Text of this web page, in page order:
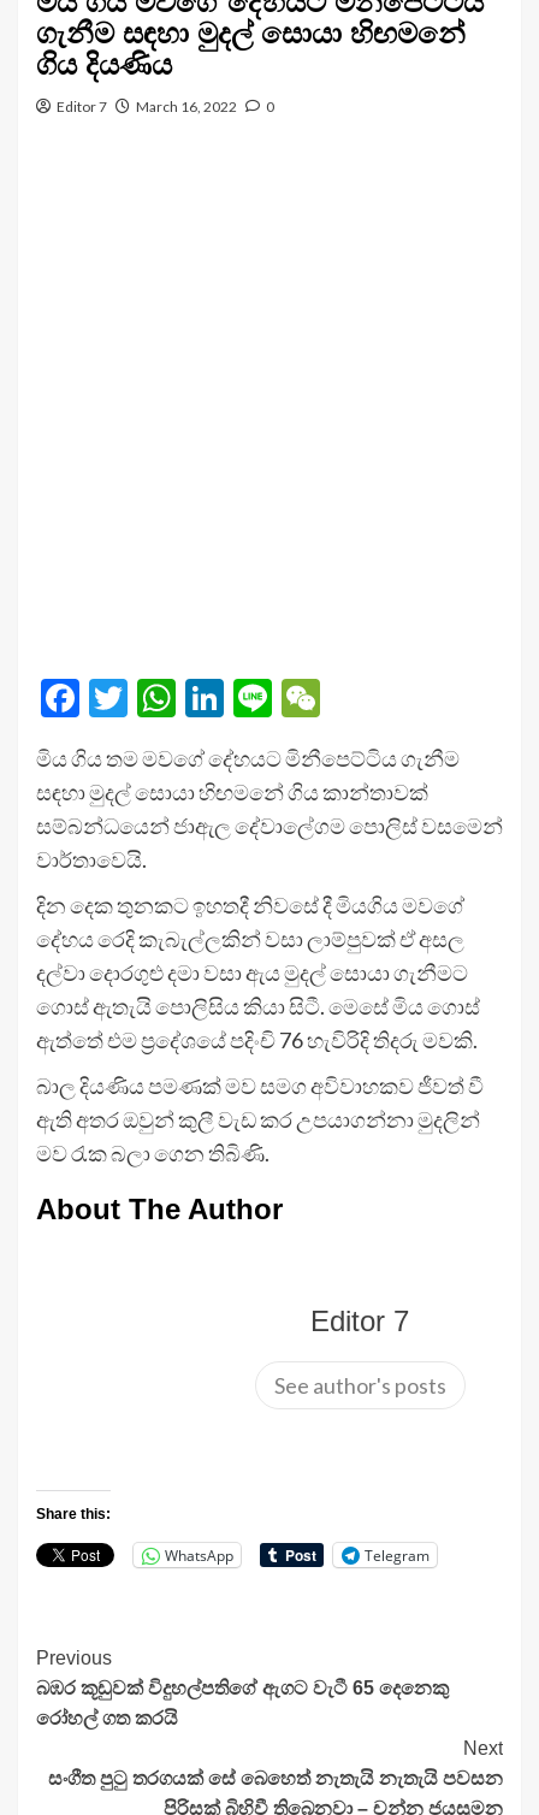
ගැනීම සඳහා මුදල් සොයා හිඟමනේ
ගිය දියණිය
Editor 7 March 16, 2022 0
Facebook
Twitter
WhatsApp
LinkedIn
Line
මිය ගිය තම මවගේ දේහයට මිනීපෙට්ටිය ගැනීම
සඳහා මුදල් සොයා හිඟමනේ ගිය කාන්තාවක්
සම්බන්ධයෙන් ජාඇල දේවාලේගම පොලිස් වසමෙන්
වාර්තාවෙයි.
දින දෙක තුනකට ඉහතදී නිවසේ දී මියගිය මවගේ
දේහය රෙදි කැබැල්ලකින් වසා ලාම්පුවක් ඒ අසල
දල්වා දොරගුළු දමා වසා ඇය මුදල් සොයා ගැනීමට
ගොස් ඇතැයි පොලිසිය කියා සිටී. මෙසේ මිය ගොස්
ඇත්තේ එම ප්‍රදේශයේ පදිංචි 76 හැවිරිදි තිදරු මවකි.
බාල දියණිය පමණක් මව සමග අවිවාහකව ජීවත් වී
ඇති අතර ඔවුන් කුලී වැඩ කර උපයාගන්නා මුදලින්
මව රැක බලා ගෙන තිබිණි.
About The Author
Editor 7
See author's posts
Share this:
WhatsApp Telegram
Continue
Reading
Previous
බඹර කූඩුවක් විදුහල්පතිගේ ඇගට වැටී 65 දෙනෙකු
රෝහල් ගත කරයි
Next
සංගීත පුටු තරගයක් සේ බෙහෙත් නැතැයි නැතැයි පවසන
පිරිසක් බිහිවී තිබෙනවා – චන්න ජයසුමන